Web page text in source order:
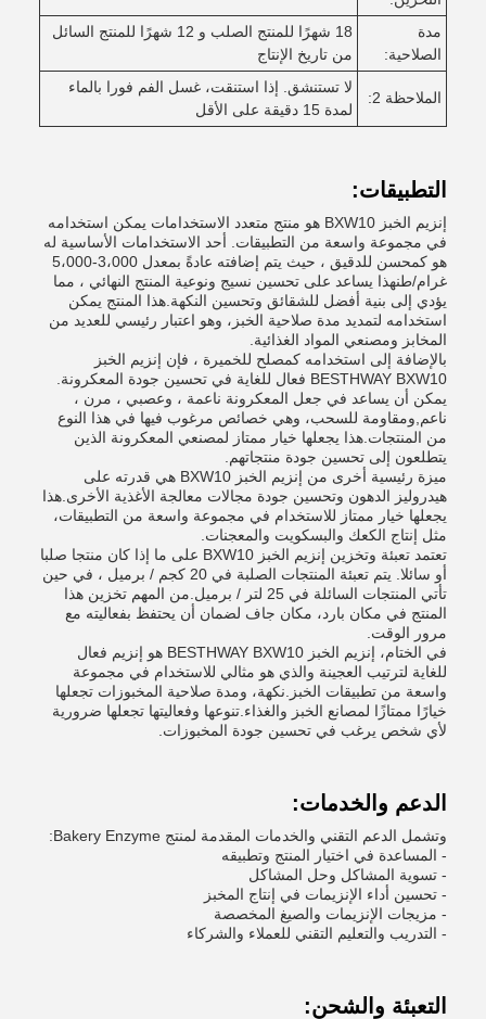
مدة
الصلاحية:
18 شهرًا للمنتج الصلب و 12 شهرًا للمنتج السائل
من تاريخ الإنتاج
الملاحظة 2:
لا تستنشق. إذا استنقت، غسل الفم فورا بالماء
لمدة 15 دقيقة على الأقل
التطبيقات:
إنزيم الخبز BXW10 هو منتج متعدد الاستخدامات يمكن استخدامه
في مجموعة واسعة من التطبيقات. أحد الاستخدامات الأساسية له
هو كمحسن للدقيق ، حيث يتم إضافته عادةً بمعدل 3،000-5،000
غرام/طنهذا يساعد على تحسين نسيج ونوعية المنتج النهائي ، مما
يؤدي إلى بنية أفضل للشقائق وتحسين النكهة.هذا المنتج يمكن
استخدامه لتمديد مدة صلاحية الخبز، وهو اعتبار رئيسي للعديد من
المخابز ومصنعي المواد الغذائية.
بالإضافة إلى استخدامه كمصلح للخميرة ، فإن إنزيم الخبز
BESTHWAY BXW10 فعال للغاية في تحسين جودة المعكرونة.
يمكن أن يساعد في جعل المعكرونة ناعمة ، وعصبي ، مرن ،
ناعم,ومقاومة للسحب، وهي خصائص مرغوب فيها في هذا النوع
من المنتجات.هذا يجعلها خيار ممتاز لمصنعي المعكرونة الذين
يتطلعون إلى تحسين جودة منتجاتهم.
ميزة رئيسية أخرى من إنزيم الخبز BXW10 هي قدرته على
هيدروليز الدهون وتحسين جودة مجالات معالجة الأغذية الأخرى.هذا
يجعلها خيار ممتاز للاستخدام في مجموعة واسعة من التطبيقات،
مثل إنتاج الكعك والبسكويت والمعجنات.
تعتمد تعبئة وتخزين إنزيم الخبز BXW10 على ما إذا كان منتجا صلبا
أو سائلا. يتم تعبئة المنتجات الصلبة في 20 كجم / برميل ، في حين
تأتي المنتجات السائلة في 25 لتر / برميل.من المهم تخزين هذا
المنتج في مكان بارد، مكان جاف لضمان أن يحتفظ بفعاليته مع
مرور الوقت.
في الختام، إنزيم الخبز BESTHWAY BXW10 هو إنزيم فعال
للغاية لترتيب العجينة والذي هو مثالي للاستخدام في مجموعة
واسعة من تطبيقات الخبز.نكهة، ومدة صلاحية المخبوزات تجعلها
خيارًا ممتازًا لمصانع الخبز والغذاء.تنوعها وفعاليتها تجعلها ضرورية
لأي شخص يرغب في تحسين جودة المخبوزات.
الدعم والخدمات:
وتشمل الدعم التقني والخدمات المقدمة لمنتج Bakery Enzyme:
- المساعدة في اختيار المنتج وتطبيقه
- تسوية المشاكل وحل المشاكل
- تحسين أداء الإنزيمات في إنتاج المخبز
- مزيجات الإنزيمات والصيغ المخصصة
- التدريب والتعليم التقني للعملاء والشركاء
التعبئة والشحن: